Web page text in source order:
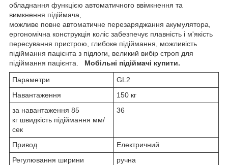
обладнання функцією автоматичного ввімкнення та
вимкнення підіймача,
можливе повне автоматичне перезаряджання акумулятора,
ергономічна конструкція коліс забезпечує плавність і м'якість
пересування пристрою, глибоке підіймання, можливість
підіймання пацієнта з підлоги, великий вибір строп для
підіймання пацієнта. Мобільні підіймачі купити.
Параметри
GL2
Навантаження
150 кг
за навантаження 85
кг швидкість підіймання мм/
сек
36
Привод
Електричний
Регулювання ширини
ручна